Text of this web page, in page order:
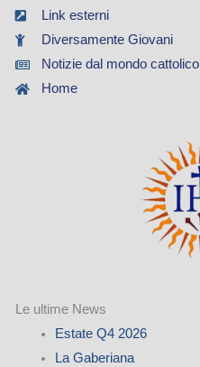
Link esterni
Diversamente Giovani
Notizie dal mondo cattolico
Home
Le ultime News
Estate Q4 2026
La Gaberiana